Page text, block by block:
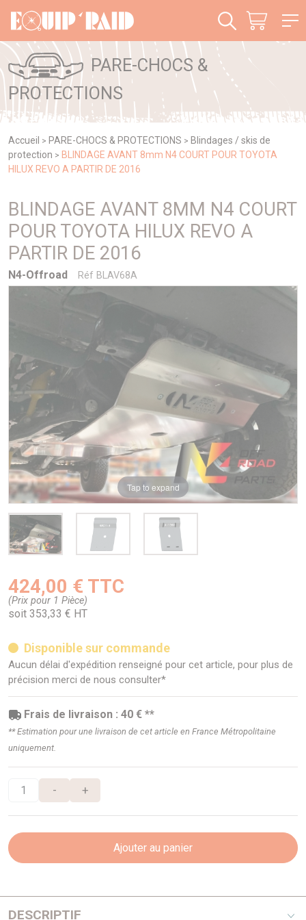
PARE-CHOCS &
PROTECTIONS
Accueil > PARE-CHOCS & PROTECTIONS > Blindages / skis de
protection > BLINDAGE AVANT 8mm N4 COURT POUR TOYOTA
HILUX REVO A PARTIR DE 2016
BLINDAGE AVANT 8MM N4 COURT
POUR TOYOTA HILUX REVO A
PARTIR DE 2016
N4-Offroad Réf BLAV68A
Tap to expand
424,00 € TTC
(Prix pour 1 Pièce)
soit 353,33 € HT
Disponible sur commande
Aucun délai d'expédition renseigné pour cet article, pour plus de
précision merci de nous consulter*
Frais de livraison : 40 € **
** Estimation pour une livraison de cet article en France Métropolitaine
uniquement.
- +
Ajouter au panier
DESCRIPTIF
Panneau de gestion des cookies